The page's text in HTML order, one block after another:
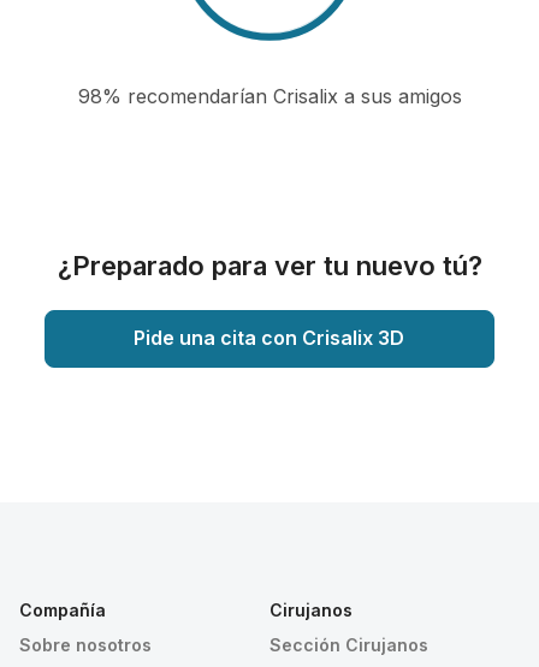
98% recomendarían Crisalix a sus amigos
¿Preparado para ver tu nuevo tú?
Pide una cita con Crisalix 3D
Compañía
Sobre nosotros
Cirujanos
Sección Cirujanos